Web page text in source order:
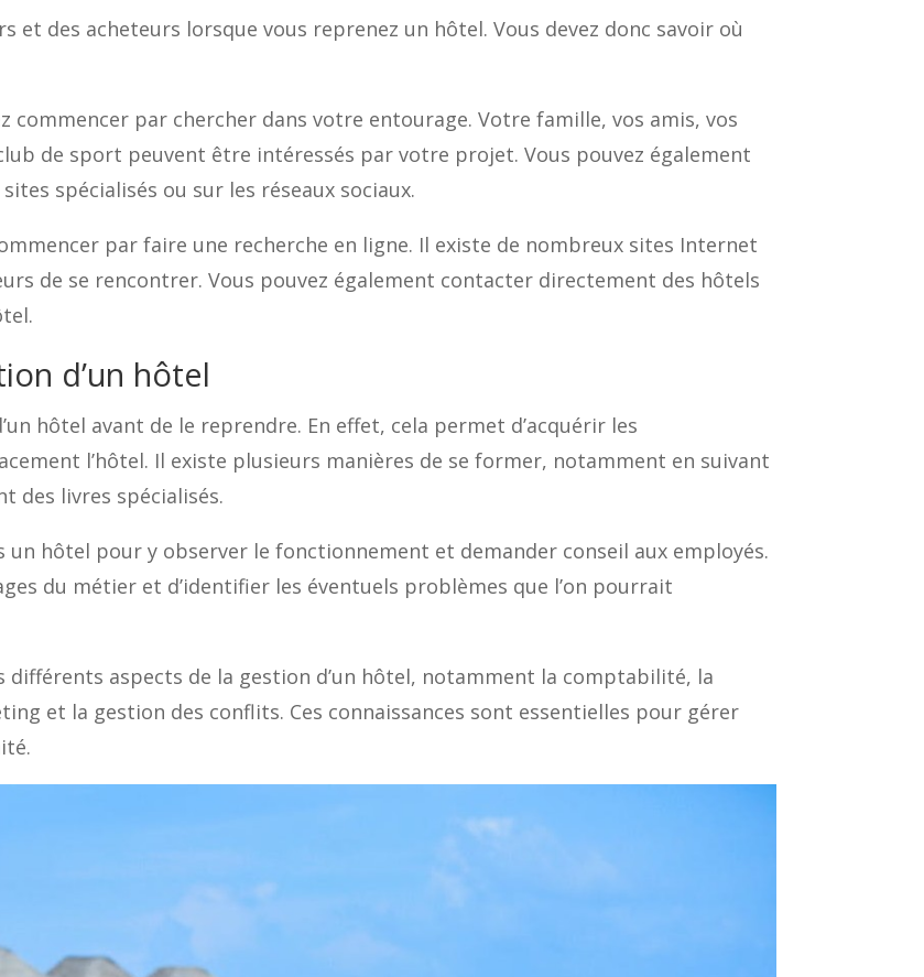
des acheteurs lorsque vous reprenez un hôtel. Vous devez donc savoir où
commencer par chercher dans votre entourage. Votre famille, vos amis, vos
de sport peuvent être intéressés par votre projet. Vous pouvez également
spécialisés ou sur les réseaux sociaux.
par faire une recherche en ligne. Il existe de nombreux sites Internet
de se rencontrer. Vous pouvez également contacter directement des hôtels
d’un hôtel
hôtel avant de le reprendre. En effet, cela permet d’acquérir les
l’hôtel. Il existe plusieurs manières de se former, notamment en suivant
des livres spécialisés.
un hôtel pour y observer le fonctionnement et demander conseil aux employés.
du métier et d’identifier les éventuels problèmes que l’on pourrait
aspects de la gestion d’un hôtel, notamment la comptabilité, la
et la gestion des conflits. Ces connaissances sont essentielles pour gérer